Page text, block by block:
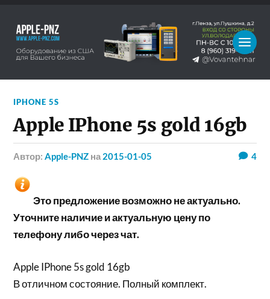
IPHONE 5S
Apple IPhone 5s gold 16gb
Автор:Apple-PNZ на 2015-01-05 4
Это предложение возможно не актуально.
Уточните наличие и актуальную цену по
телефону либо через чат.
Apple IPhone 5s gold 16gb
В отличном состояние. Полный комплект.